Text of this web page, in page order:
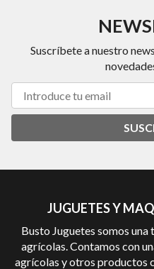
Suscríbete a nuestro
JUGUETES Y
Busto Juguetes somos una
agrícolas. Contamos con
agrícolas y otros productos